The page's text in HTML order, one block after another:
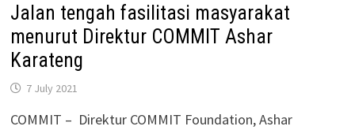
Jalan tengah fasilitasi masyarakat
menurut Direktur COMMIT Ashar
Karateng
7 July 2021
COMMIT – Direktur COMMIT Foundation, Ashar